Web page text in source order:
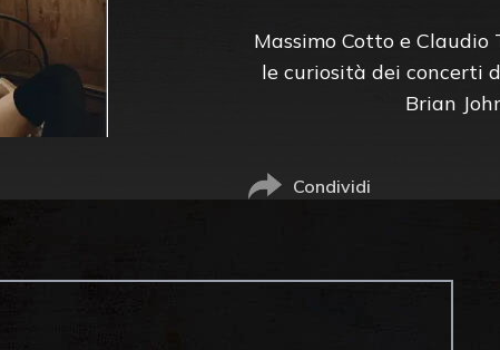
Massimo Cotto e
le curiosità dei concerti
Brian
Condividi